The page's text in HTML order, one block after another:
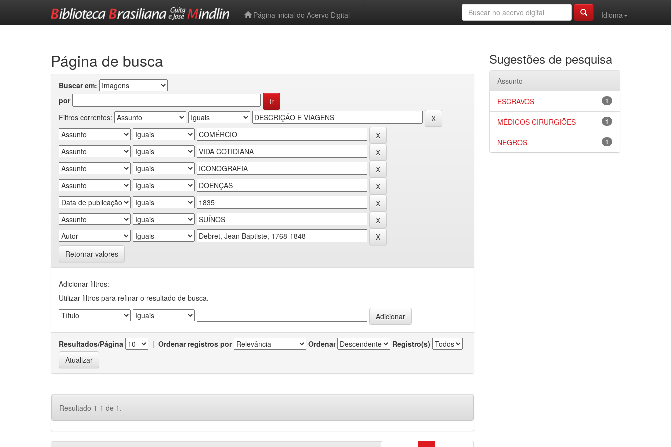
Página inicial do Acervo Digital
Idioma
Página de busca
Buscar em:
por
Filtros correntes:
Retornar valores
Adicionar filtros:
Utilizar filtros para refinar o resultado de busca.
Resultados/Página | Ordenar registros por Ordenar Registro(s)
Resultado 1-1 de 1.
Sugestões de pesquisa
Assunto
1
ESCRAVOS
1
MÉDICOS CIRURGIÕES
1
NEGROS